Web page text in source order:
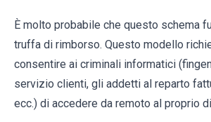
È molto probabile che questo schema
truffa di rimborso. Questo modello
consentire ai criminali informatici
servizio clienti, gli addetti al reparto
ecc.) di accedere da remoto al proprio